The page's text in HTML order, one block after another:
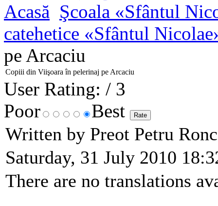
Acasă Şcoala «Sfântul
catehetice «Sfântul
pe Arcaciu
Copiii din Viişoara în pelerinaj pe Arcaciu
User Rating: / 3
Poor
Best
Written by Preot Petru
Saturday, 31 July 2010
There are no translations